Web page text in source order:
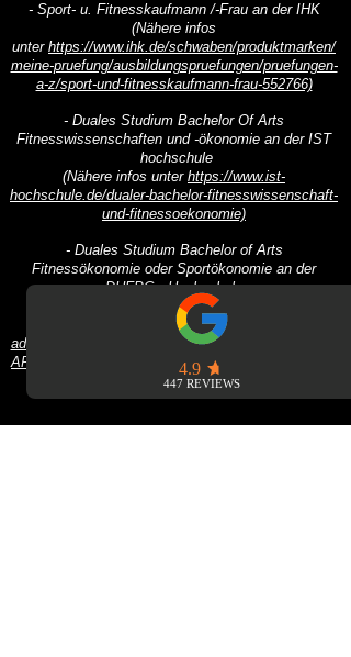
- Sport- u. Fitnesskaufmann /-Frau an der IHK
(Nähere infos
unter https://www.ihk.de/schwaben/produktmarken/
meine-pruefung/ausbildungspruefungen/pruefungen-
a-z/sport-und-fitnesskaufmann-frau-552766)
- Duales Studium Bachelor Of Arts
Fitnesswissenschaften und -ökonomie an der IST
hochschule
(Nähere infos unter https://www.ist-
hochschule.de/dualer-bachelor-fitnesswissenschaft-
und-fitnessoekonomie)
- Duales Studium Bachelor of Arts
Fitnessökonomie oder Sportökonomie an der
DHFPG Hochschule
(Nähere Infos unterhttps://www.dhfpg-
bsa.de/sportoekonomie-studieren/?
ads&gad_source=1&gclid=Cj0KCQiAnrOtBhDIARIs
AFsSe53z5kW1Toc63tFrEsiSTp2379760bbbLNcU3
lP5JDiz1cTR2upK3bEaAnN8EALw_wcB)